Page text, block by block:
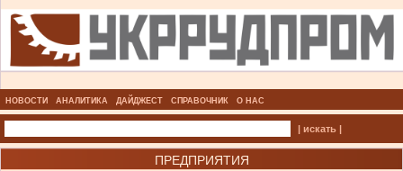
НОВОСТИ АНАЛИТИКА ДАЙДЖЕСТ СПРАВОЧНИК О НАС
| искать |
ПРЕДПРИЯТИЯ